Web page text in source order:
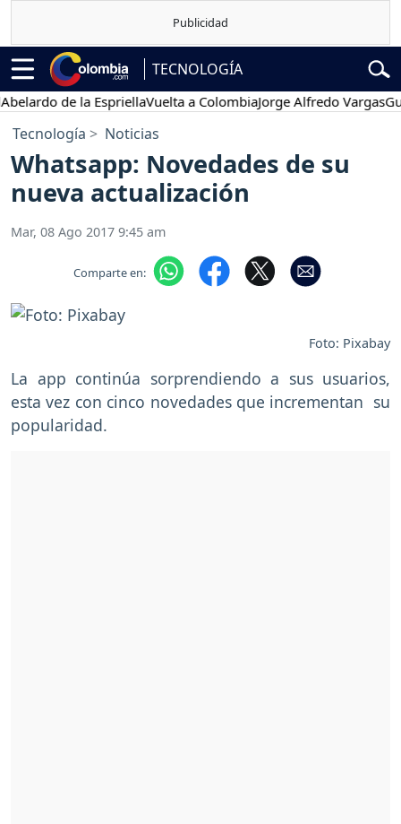
TECNOLOGÍA
de la EspriellaVuelta a ColombiaJorge Alfredo Vargas
Tecnología Noticias
Whatsapp: Novedades de su
nueva actualización
Mar, 08 Ago 2017 9:45 am
Comparte en:
Foto: Pixabay
La app continúa sorprendiendo a sus usuarios,
esta vez con cinco novedades que incrementan su
popularidad.